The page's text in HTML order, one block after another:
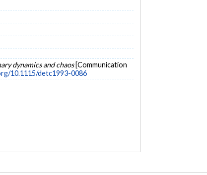
dynamics and chaos [Communication
10.1115/detc1993-0086